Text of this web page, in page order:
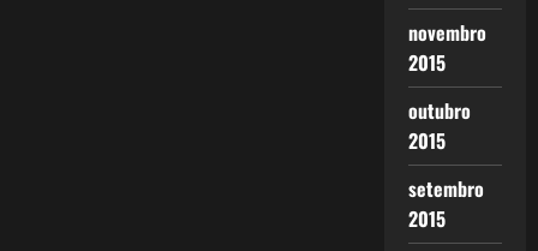
novembro
2015
outubro
2015
setembro
2015